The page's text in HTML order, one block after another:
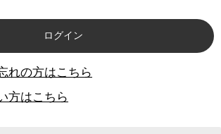
れの方はこちら
方はこちら